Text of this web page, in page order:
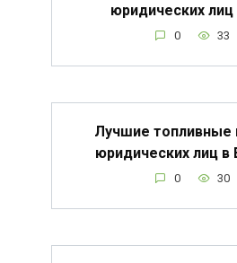
юридических лиц
0 33
Лучшие топливные
юридических лиц в
0 30